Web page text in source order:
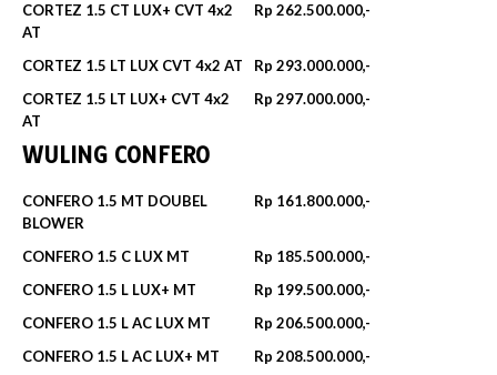
CORTEZ 1.5 CT LUX+ CVT 4x2
AT
Rp 262.500.000,-
CORTEZ 1.5 LT LUX CVT 4x2 AT
Rp 293.000.000,-
CORTEZ 1.5 LT LUX+ CVT 4x2
AT
Rp 297.000.000,-
WULING CONFERO
CONFERO 1.5 MT DOUBEL
BLOWER
Rp 161.800.000,-
CONFERO 1.5 C LUX MT
Rp 185.500.000,-
CONFERO 1.5 L LUX+ MT
Rp 199.500.000,-
CONFERO 1.5 L AC LUX MT
Rp 206.500.000,-
CONFERO 1.5 L AC LUX+ MT
Rp 208.500.000,-